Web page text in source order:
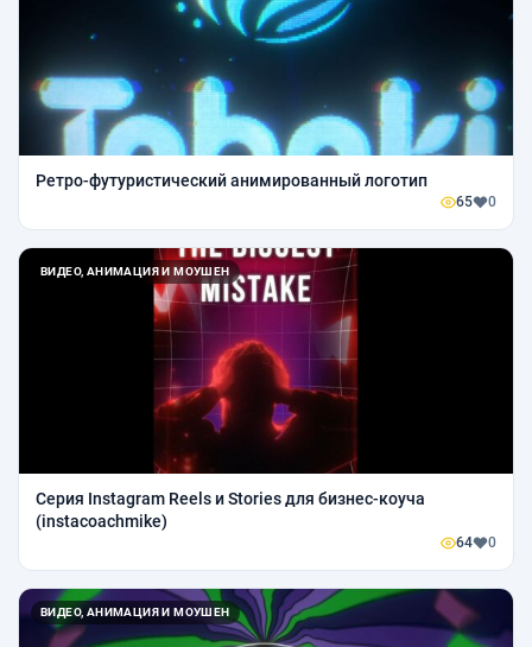
Ретро-футуристический анимированный логотип
65 0
ВИДЕО, АНИМАЦИЯ И МОУШЕН
Серия Instagram Reels и Stories для бизнес-коуча
(instacoachmike)
64 0
ВИДЕО, АНИМАЦИЯ И МОУШЕН